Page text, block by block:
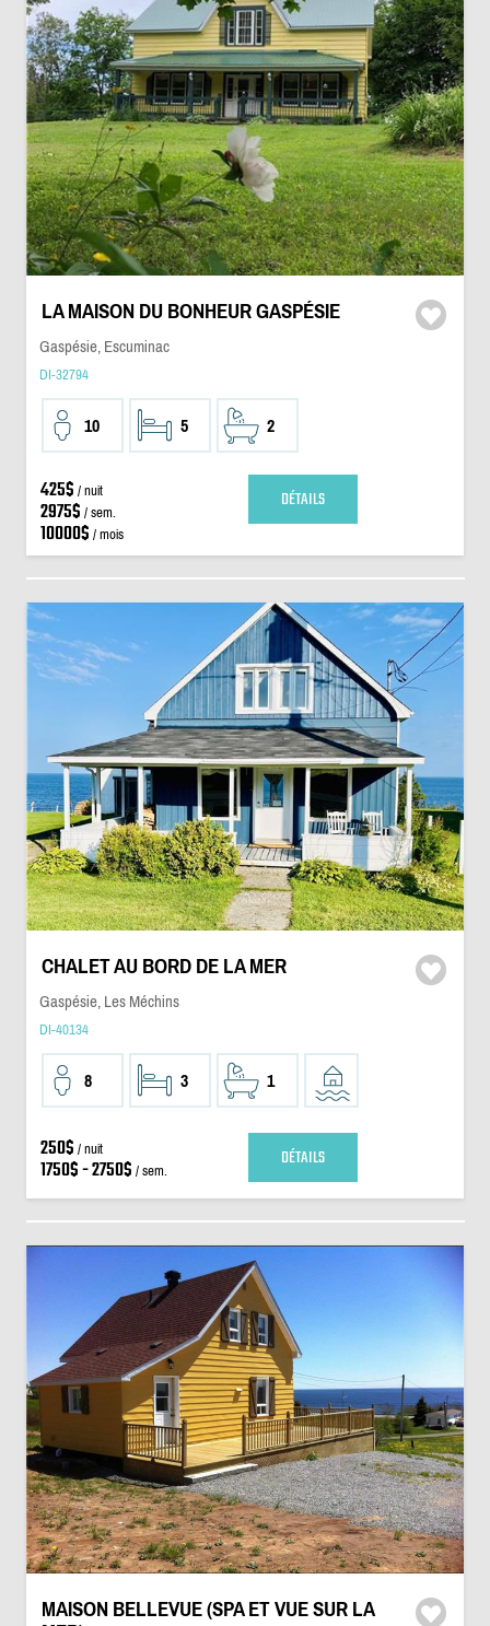
LA MAISON DU BONHEUR GASPÉSIE
Gaspésie, Escuminac
DI-32794
10 5 2
425$ / nuit
2975$ / sem.
10000$ / mois
DÉTAILS
CHALET AU BORD DE LA MER
Gaspésie, Les Méchins
DI-40134
8 3 1
250$ / nuit
1750$ - 2750$ / sem. DÉTAILS
MAISON BELLEVUE (SPA ET VUE SUR LA